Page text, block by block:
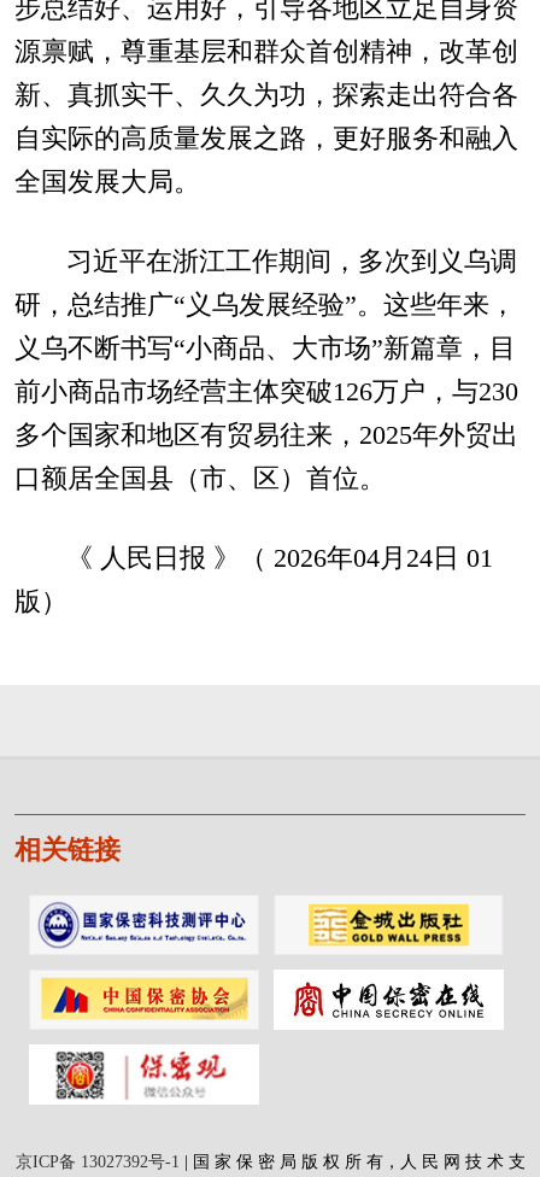
步总结好、运用好，引导各地区立足自身资
源禀赋，尊重基层和群众首创精神，改革创
新、真抓实干、久久为功，探索走出符合各
自实际的高质量发展之路，更好服务和融入
全国发展大局。
习近平在浙江工作期间，多次到义乌调
研，总结推广“义乌发展经验”。这些年来，
义乌不断书写“小商品、大市场”新篇章，目
前小商品市场经营主体突破126万户，与230
多个国家和地区有贸易往来，2025年外贸出
口额居全国县（市、区）首位。
《 人民日报 》（ 2026年04月24日 01
版）
相关链接
京ICP备 13027392号-1 | 国 家 保 密 局 版 权 所 有，人 民 网 技 术 支